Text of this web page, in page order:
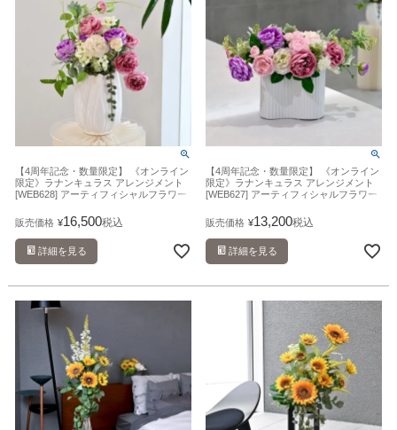
【4周年記念・数量限定】 《オンライン
限定》ラナンキュラス アレンジメント
[WEB628] アーティフィシャルフラワー
販売価格 ¥16,500税込
詳細を見る
【4周年記念・数量限定】 《オンライン
限定》ラナンキュラス アレンジメント
[WEB627] アーティフィシャルフラワー
販売価格 ¥13,200税込
詳細を見る